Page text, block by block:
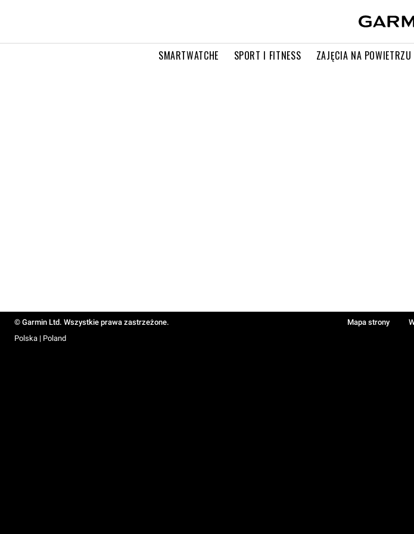
SMARTWATCHE SPORT I FITNESS ZAJĘCIA NA POWIETRZU
© Garmin Ltd. Wszystkie prawa zastrzeżone. Mapa strony
Polska | Poland